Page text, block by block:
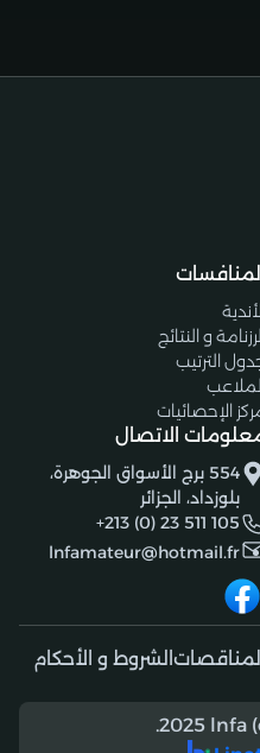
المنافسات
الأندية
الرزنامة و النتائج
الترتيب
الملاعب
الإحصائيات
الاتصال
554 برج الأسواق الجوهرة،
بلوزداد، الجزائر
+213 (0) 23 511 105
lnfamateur@hotmail.fr
المناقصات الشروط و الأحكام